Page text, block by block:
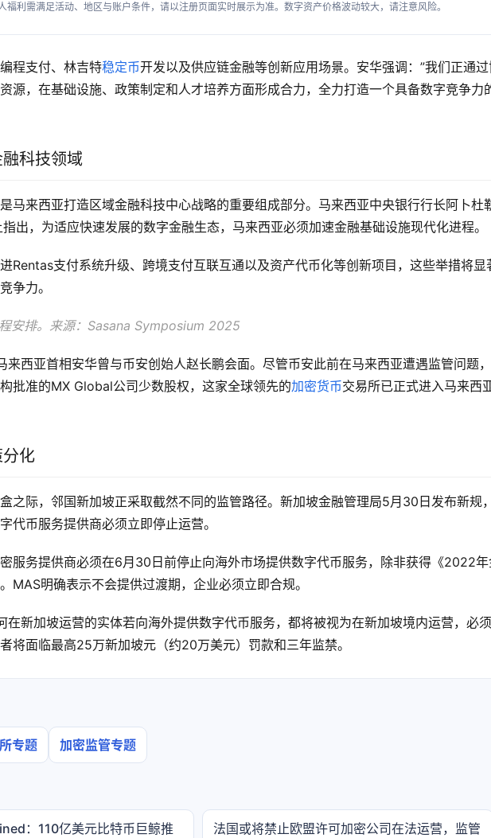
福利需满足活动、地区与账户条件，请以注册页面实时展示为准。数字资产价格波动较大，请注意风险。
程支付、林吉特稳定币开发以及供应链金融等创新应用场景。安华强调：”我们正通
源，在基础设施、政策制定和人才培养方面形成合力，全力打造一个具备数字竞争力
科技领域
马来西亚打造区域金融科技中心战略的重要组成部分。马来西亚中央银行行长阿卜杜
出，为适应快速发展的数字金融生态，马来西亚必须加速金融基础设施现代化进程。
Rentas支付系统升级、跨境支付互联互通以及资产代币化等创新项目，这些举措将显
争力。
安排。来源：Sasana Symposium 2025
来西亚首相安华曾与币安创始人赵长鹏会面。尽管币安此前在马来西亚遭遇监管问题
批准的MX Global公司少数股权，这家全球领先的加密货币交易所已正式进入马来西
化
之际，邻国新加坡正采取截然不同的监管路径。新加坡金融管理局5月30日发布新规
代币服务提供商必须立即停止运营。
服务提供商必须在6月30日前停止向海外市场提供数字代币服务，除非获得《2022
MAS明确表示不会提供过渡期，企业必须立即合规。
在新加坡运营的实体若向海外提供数字代币服务，都将被视为在新加坡境内运营，必
将面临最高25万新加坡元（约20万美元）罚款和三年监禁。
专题 加密监管专题
：110亿美元比特币巨鲸推
法国或将禁止欧盟许可加密公司在法运营，监管